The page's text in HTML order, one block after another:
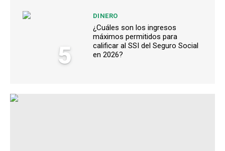
5
DINERO
¿Cuáles son los ingresos
máximos permitidos para
calificar al SSI del Seguro Social
en 2026?